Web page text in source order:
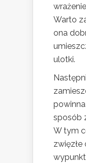
Warto
ona
ulotki.
sposób
W tym
zwięzłe